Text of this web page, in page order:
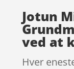
Jotun
ved at
Hver